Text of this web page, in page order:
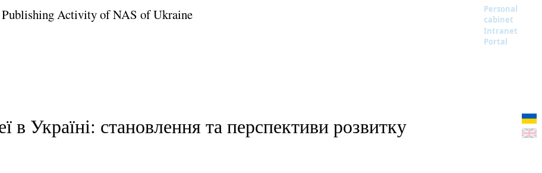
Activity of NAS of Ukraine
Personal
cabinet
Intranet
Portal
в Україні: становлення та перспективи розвитку